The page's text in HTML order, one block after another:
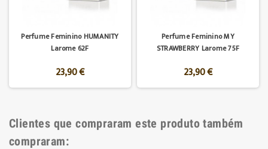
Perfume Feminino HUMANITY
Larome 62F
23,90 €
Perfume Feminino MY
STRAWBERRY Larome 75F
23,90 €
Clientes que compraram este produto também
compraram: